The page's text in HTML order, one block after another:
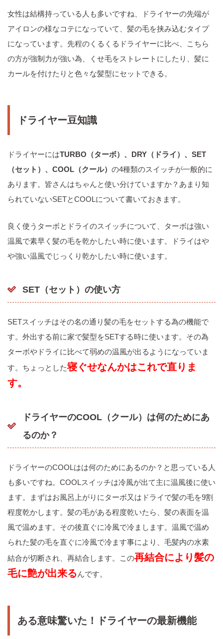
女性は結構持っている人も多いですね、ドライヤーの先端が
アイロンの様なコテになっていて、髪の毛を挟み込むタイプ
になっています。先程のくるくるドライヤーに比べ、こちら
の方が強制力が強い為、くせ毛をストレートにしたり、髪に
カールを付けたりと色々な髪型にセットできる。
ドライヤー豆知識
ドライヤーにはTURBO（ターボ）、DRY（ドライ）、SET
（セット）、COOL（クール） の4種類のスイッチが一般的に
あります。皆さんはちゃんと使い分けていますか？あまり知
られていないSETとCOOLについて書いておきます。
良く使うターボとドライのスイッチについて、ターボは強い
温風で素早く髪の毛を乾かしたい時に使います。ドライはや
や強い温風でじっくり乾かしたい時に使います。
SET（セット）の使い方
SETスイッチはその名の通り髪の毛をセットする為の機能で
す。外出する前に家で髪型をSETする時に使います。その為
ターボやドライに比べて弱めの温風が出るようになっていま
す。ちょっとした寝ぐせなんかはこれで直りま
す。
ドライヤーのCOOL（クール）は何のためにあ
るのか？
ドライヤーのCOOLはは何のためにあるのか？と思っている人
も多いですね。COOLスイッチは冷風が出て主に温風後に使い
ます。まずはお風呂上がりにターボ又はドライで髪の毛を9割
程度乾かします。髪の毛がある程度乾いたら、髪の表面を温
風で温めます。その後直ぐに冷風で冷まします。温風で温め
られた髪の毛を直ぐに冷風で冷ます事により、毛髪内の水素
結合が切断され、再結合します。この再結合により髪の
毛に艶が出来るんです。
ある意味驚いた！ドライヤーの最新機能